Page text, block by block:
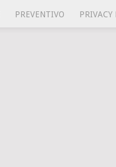
PREVENTIVO PRIVACY